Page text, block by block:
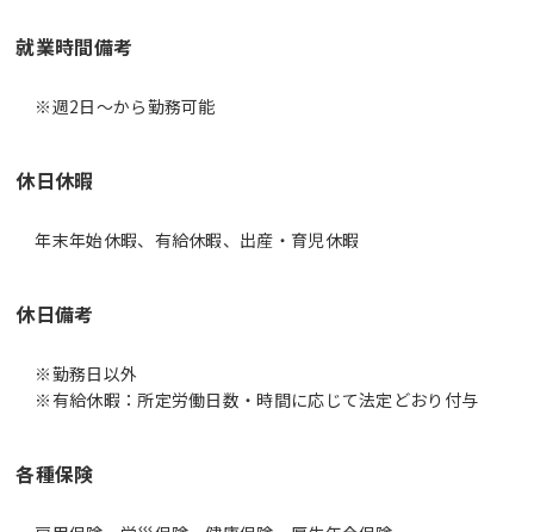
就業時間備考
休日休暇
年末年始休暇、有給休暇、出産・育児休暇
休日備考
※勤務日以外
※有給休暇：所定労働日数・時間に応じて法定どおり付与
各種保険